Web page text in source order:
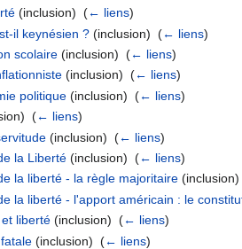
(inclusion) ‎(← liens)
il keynésien ? (inclusion) ‎(← liens)
scolaire (inclusion) ‎(← liens)
(inclusion) ‎(← liens)
politique (inclusion) ‎(← liens)
(← liens)
(inclusion) ‎(← liens)
la Liberté (inclusion) ‎(← liens)
la liberté - la règle majoritaire
la liberté - l'apport américain : le
liberté (inclusion) ‎(← liens)
(inclusion) ‎(← liens)